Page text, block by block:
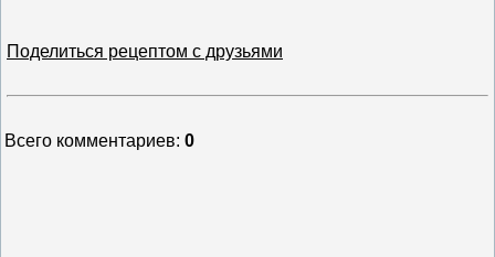
Поделиться рецептом с друзьями
Всего комментариев: 0